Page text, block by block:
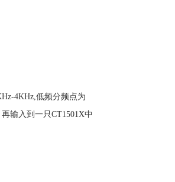
4KHz,低频分频点为
输入到一只CT1501X中